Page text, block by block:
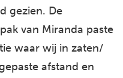
gezien. De
van Miranda paste
waar wij in zaten/
afstand en